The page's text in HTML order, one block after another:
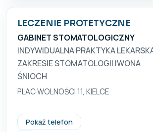
LECZENIE PROTETYCZNE
GABINET STOMATOLOGICZNY
INDYWIDUALNA PRAKTYKA
ZAKRESIE STOMATOLOGII IWONA
ŚNIOCH
PLAC WOLNOŚCI 11, KIELCE
Pokaż telefon
(41) 344 24 18